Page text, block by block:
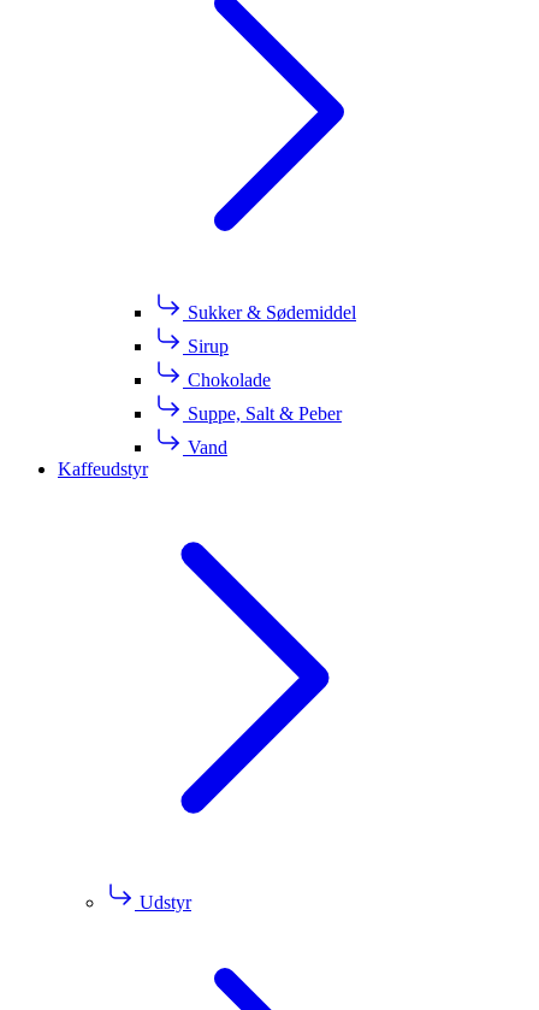
Sukker & Sødemiddel
Sirup
Chokolade
Suppe, Salt & Peber
Vand
Kaffeudstyr
Udstyr